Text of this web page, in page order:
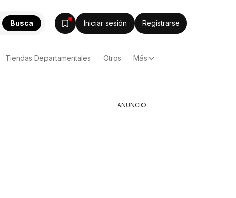
Busca Iniciar sesión Registrarse
Tiendas Departamentales Otros Más
ANUNCIO